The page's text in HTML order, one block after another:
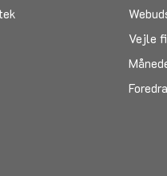
Vejle